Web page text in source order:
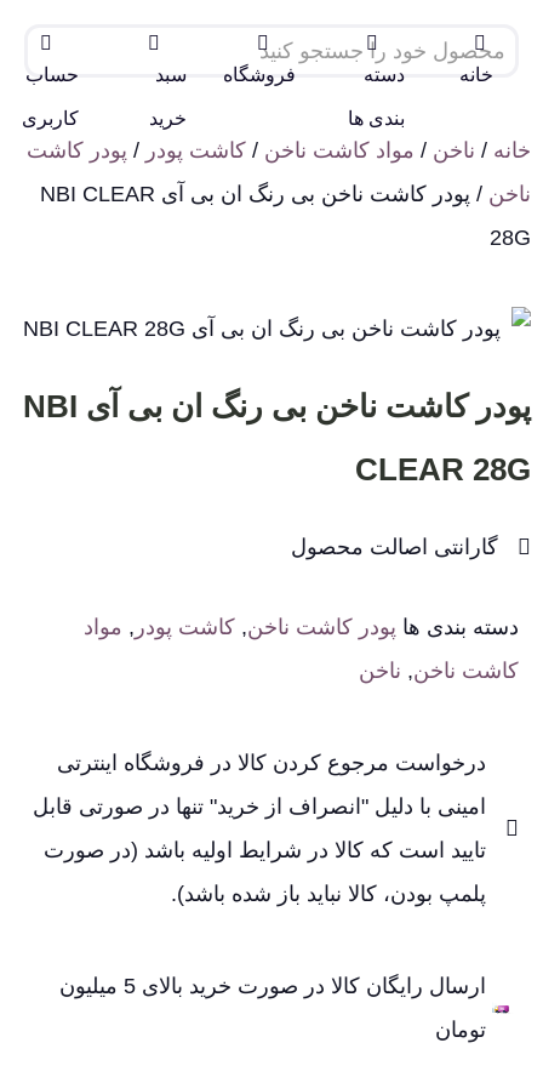
خانه دسته
بندی ها
فروشگاه سبد
خرید
حساب
کاربری
خانه / ناخن / مواد کاشت ناخن / کاشت پودر / پودر کاشت
ناخن
/ پودر کاشت ناخن بی رنگ ان بی آی NBI CLEAR
28G
پودر کاشت ناخن بی رنگ ان بی آی NBI
CLEAR 28G
گارانتی اصالت محصول
دسته بندی ها پودر کاشت ناخن, کاشت پودر , مواد
کاشت ناخن, ناخن
درخواست مرجوع کردن کالا در فروشگاه اینترتی
امینی با دلیل "انصراف از خرید" تنها در صورتی قابل
تایید است که کالا در شرایط اولیه باشد (در صورت
پلمپ بودن، کالا نباید باز شده باشد).
ارسال رایگان کالا در صورت خرید بالای 5 میلیون
تومان